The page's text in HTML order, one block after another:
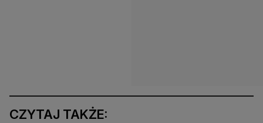
CZYTAJ TAKŻE: